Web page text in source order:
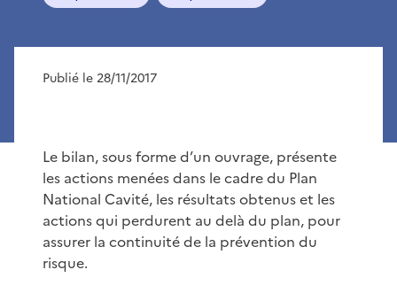
Publié le 28/11/2017
Le bilan, sous forme d’un ouvrage, présente
les actions menées dans le cadre du Plan
National Cavité, les résultats obtenus et les
actions qui perdurent au delà du plan, pour
assurer la continuité de la prévention du
risque.